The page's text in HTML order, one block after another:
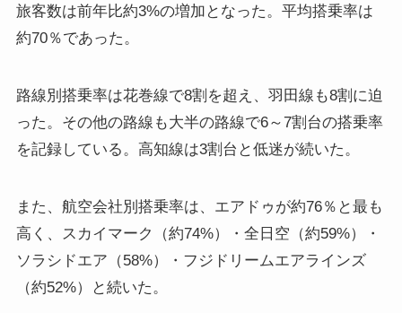
旅客数は前年比約3%の増加となった。平均搭乗率は
約70％であった。
路線別搭乗率は花巻線で8割を超え、羽田線も8割に迫
った。その他の路線も大半の路線で6～7割台の搭乗率
を記録している。高知線は3割台と低迷が続いた。
また、航空会社別搭乗率は、エアドゥが約76％と最も
高く、スカイマーク（約74%）・全日空（約59%）・
ソラシドエア（58%）・フジドリームエアラインズ
（約52%）と続いた。